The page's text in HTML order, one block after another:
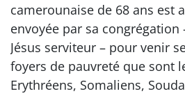
camerounaise de 68 ans est
envoyée par sa
Jésus serviteur – pour venir
foyers de pauvreté que sont
Erythréens, Somaliens,